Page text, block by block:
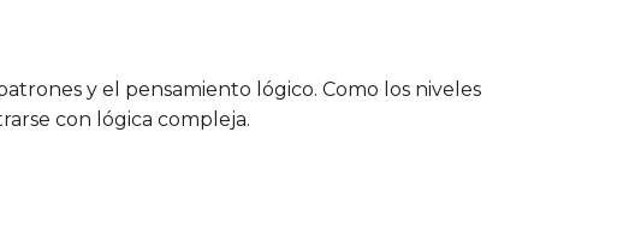
y el pensamiento lógico. Como los niveles
con lógica compleja.